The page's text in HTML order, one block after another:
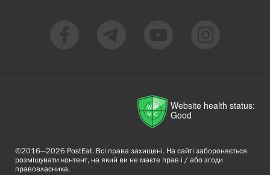
Website health status:
Good
©2016—2026 PostEat. Всі права захищені. На сайті забороняється
розміщувати контент, на який ви не маєте прав і / або згоди
правовласника.